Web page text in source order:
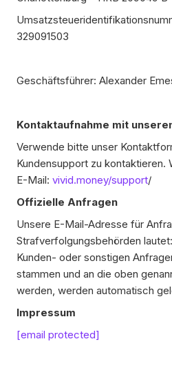
329091503
Geschäftsführer: Alexander
Kontaktaufnahme mit
Verwende bitte unser
Kundensupport zu kontaktieren.
E-Mail: vivid.money/support/
Offizielle Anfragen
Unsere E-Mail-Adresse für
Strafverfolgungsbehörden lautet:
Kunden- oder sonstigen
stammen und an die oben
werden, werden automatisch
Impressum
[email protected]